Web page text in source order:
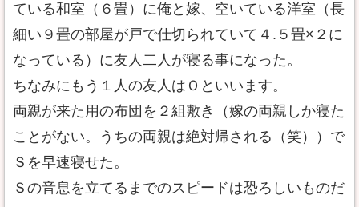
ている和室（６畳）に俺と嫁、空いている洋室（長
細い９畳の部屋が戸で仕切られていて４.５畳×２に
なっている）に友人二人が寝る事になった。
ちなみにもう１人の友人はＯといいます。
両親が来た用の布団を２組敷き（嫁の両親しか寝た
ことがない。うちの両親は絶対帰される（笑））で
Ｓを早速寝せた。
Ｓの音息を立てるまでのスピードは恐ろしいものだ